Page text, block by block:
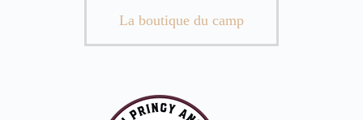
La boutique du camp